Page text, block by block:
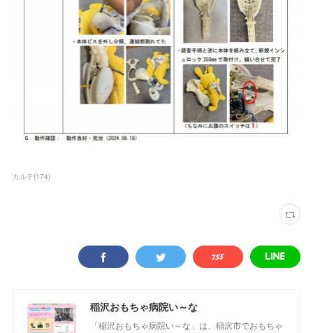
カルテ(174)
稲沢おもちゃ病院い～な
「稲沢おもちゃ病院い～な」は、稲沢市でおもちゃ